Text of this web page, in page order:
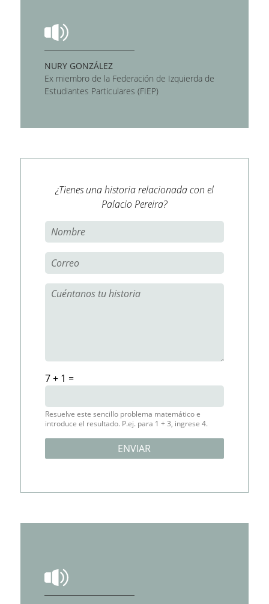
NURY GONZÁLEZ
Ex miembro de la Federación de Izquierda de
Estudiantes Particulares (FIEP)
¿Tienes una historia relacionada con el
Palacio Pereira?
7 + 1 =
Resuelve este sencillo problema matemático e
introduce el resultado. P.ej. para 1 + 3, ingrese 4.